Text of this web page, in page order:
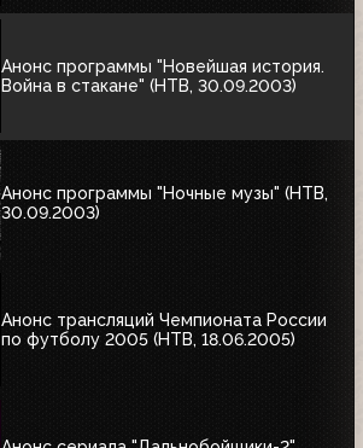
Анонс программы "Новейшая история.
Война в стакане" (НТВ, 30.09.2003)
Анонс программы "Ночные музы" (НТВ,
30.09.2003)
Анонс трансляций Чемпионата России
по футболу 2005 (НТВ, 18.06.2005)